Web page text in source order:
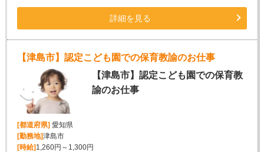
詳細を見る
【津島市】認定こども園での保育教諭のお仕事
【津島市】認定こども園での保育教
諭のお仕事
[都道府県] 愛知県
[勤務地]津島市
[時給] 1,260円～1,300円